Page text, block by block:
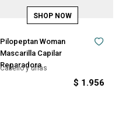
Pilopeptan Woman
Mascarilla Capilar
Reparadora
Cabello y uñas
$ 1.956